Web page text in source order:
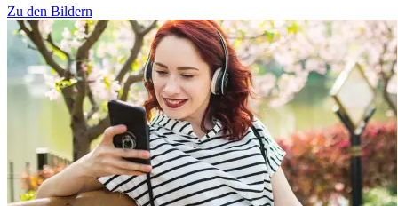
Zu den Bildern